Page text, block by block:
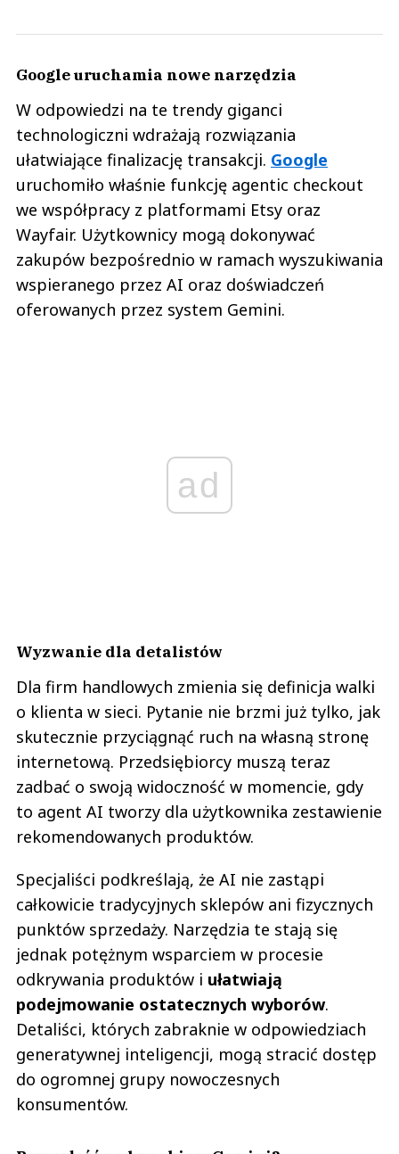
Google uruchamia nowe narzędzia
W odpowiedzi na te trendy giganci
technologiczni wdrażają rozwiązania
ułatwiające finalizację transakcji. Google
uruchomiło właśnie funkcję agentic checkout
we współpracy z platformami Etsy oraz
Wayfair. Użytkownicy mogą dokonywać
zakupów bezpośrednio w ramach wyszukiwania
wspieranego przez AI oraz doświadczeń
oferowanych przez system Gemini.
ad
Wyzwanie dla detalistów
Dla firm handlowych zmienia się definicja walki
o klienta w sieci. Pytanie nie brzmi już tylko, jak
skutecznie przyciągnąć ruch na własną stronę
internetową. Przedsiębiorcy muszą teraz
zadbać o swoją widoczność w momencie, gdy
to agent AI tworzy dla użytkownika zestawienie
rekomendowanych produktów.
Specjaliści podkreślają, że AI nie zastąpi
całkowicie tradycyjnych sklepów ani fizycznych
punktów sprzedaży. Narzędzia te stają się
jednak potężnym wsparciem w procesie
odkrywania produktów i ułatwiają
podejmowanie ostatecznych wyborów.
Detaliści, których zabraknie w odpowiedziach
generatywnej inteligencji, mogą stracić dostęp
do ogromnej grupy nowoczesnych
konsumentów.